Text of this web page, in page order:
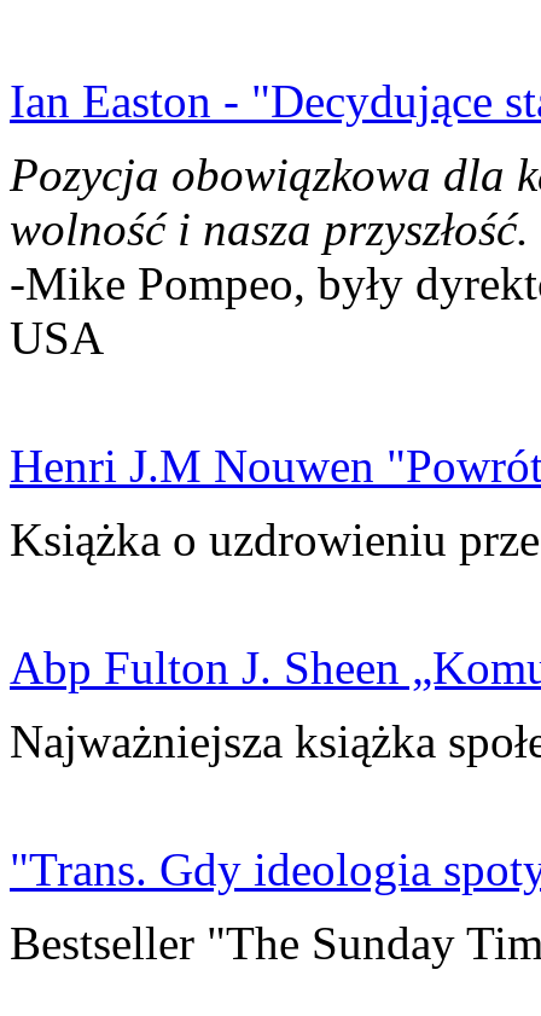
Ian Easton - "Decydujące
Pozycja obowiązkowa dla
wolność i nasza przyszłość.
-Mike Pompeo, były
USA
Henri J.M Nouwen
Książka o uzdrowieniu
Abp Fulton J. Sheen
Najważniejsza książka
"Trans. Gdy ideologia
Bestseller "The Sunday